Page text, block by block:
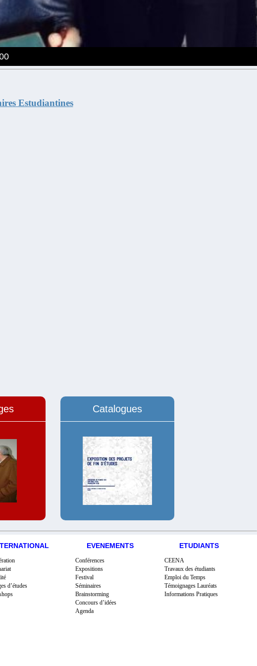
Estudiantines
Catalogues
d’études
EVENEMENTS
Conférences
Expositions
Festival
Séminaires
Brainstorming
Concours d’idées
Agenda
ETUDIANTS
CEENA
Travaux des étudiants
Emploi du Temps
Témoignages Lauréats
Informations Pratiques